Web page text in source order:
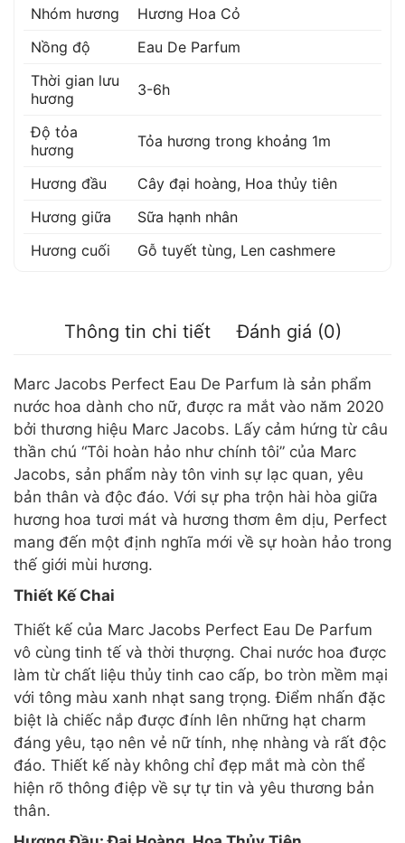
Nhóm hương
Hương Hoa Cỏ
Nồng độ
Eau De Parfum
Thời gian lưu
hương
3-6h
Độ tỏa
hương
Tỏa hương trong khoảng 1m
Hương đầu Cây đại hoàng, Hoa thủy tiên
Hương giữa
Sữa hạnh nhân
Hương cuối
Gỗ tuyết tùng, Len cashmere
Thông tin chi tiết Đánh giá (0)
Marc Jacobs Perfect Eau De Parfum là sản phẩm
nước hoa dành cho nữ, được ra mắt vào năm 2020
bởi thương hiệu Marc Jacobs. Lấy cảm hứng từ câu
thần chú “Tôi hoàn hảo như chính tôi” của Marc
Jacobs, sản phẩm này tôn vinh sự lạc quan, yêu
bản thân và độc đáo. Với sự pha trộn hài hòa giữa
hương hoa tươi mát và hương thơm êm dịu, Perfect
mang đến một định nghĩa mới về sự hoàn hảo trong
thế giới mùi hương.
Thiết Kế Chai
Thiết kế của Marc Jacobs Perfect Eau De Parfum
vô cùng tinh tế và thời thượng. Chai nước hoa được
làm từ chất liệu thủy tinh cao cấp, bo tròn mềm mại
với tông màu xanh nhạt sang trọng. Điểm nhấn đặc
biệt là chiếc nắp được đính lên những hạt charm
đáng yêu, tạo nên vẻ nữ tính, nhẹ nhàng và rất độc
đáo. Thiết kế này không chỉ đẹp mắt mà còn thể
hiện rõ thông điệp về sự tự tin và yêu thương bản
thân.